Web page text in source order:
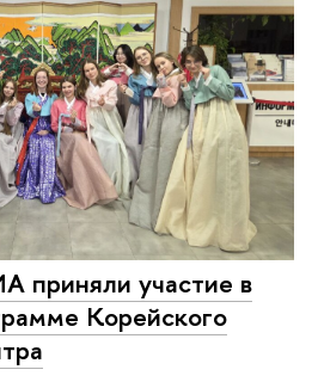
приняли участие в
Корейского